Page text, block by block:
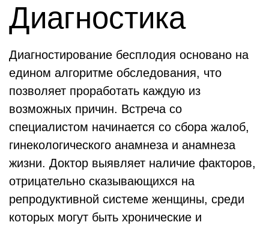
Диагностика
Диагностирование бесплодия основано на
едином алгоритме обследования, что
позволяет проработать каждую из
возможных причин. Встреча со
специалистом начинается со сбора жалоб,
гинекологического анамнеза и анамнеза
жизни. Доктор выявляет наличие факторов,
отрицательно сказывающихся на
репродуктивной системе женщины, среди
которых могут быть хронические и